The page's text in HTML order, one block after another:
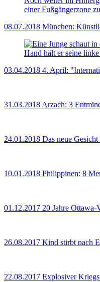
08.07.2018 München:
03.04.2018 4. April:
31.03.2018 Arzach: 3
24.01.2018 Das neue
10.01.2018 Philippinen: 8
01.12.2017 20 Jahre Ottawa-
26.08.2017 Kind stirbt nach
22.08.2017 Explosiver